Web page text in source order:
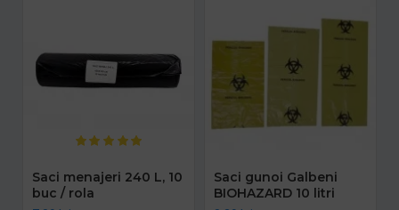
Saci menajeri 240 L, 10
buc / rola
Saci gunoi Galbeni
BIOHAZARD 10 litri